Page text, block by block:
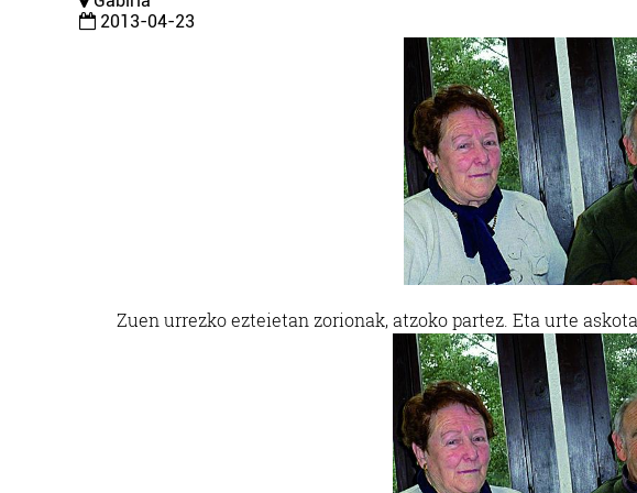
2013-04-23
Zuen urrezko ezteietan zorionak, atzoko partez. Eta urte